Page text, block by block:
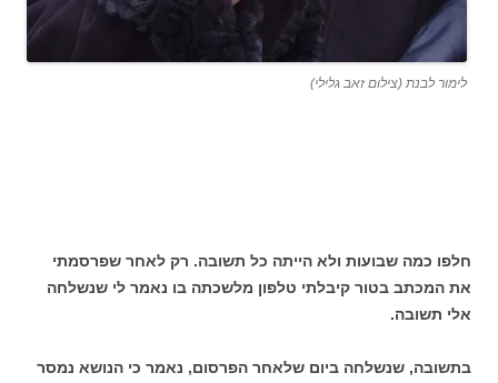
לימור לבנת (צילום זאב גלילי)
חלפו כמה שבועות ולא הייתה כל תשובה. רק לאחר שפרסמתי
את המכתב בטור קיבלתי טלפון מלשכתה בו נאמר לי שנשלחה
אלי תשובה.
בתשובה, שנשלחה ביום שלאחר הפרסום, נאמר כי הנושא נמסר